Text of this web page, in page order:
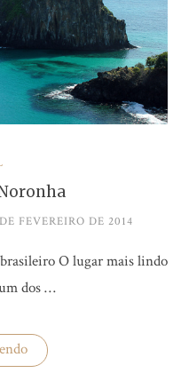
FEVEREIRO DE 2014
O lugar mais lindo
dos …
“Fernando
de